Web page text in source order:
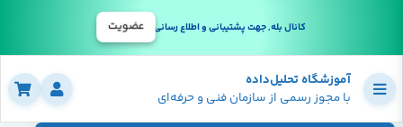
کانال بله, جهت پشتیبانی و اطلاع رسانی عضویت
آموزشگاه تحلیل‌داده
با مجوز رسمی از سازمان فنی و حرفه‌ای